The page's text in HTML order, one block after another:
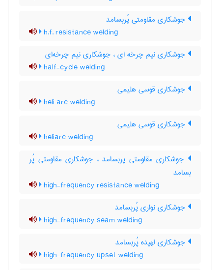
جوشکاری مقاومتی پُربسامد
h.f. resistance welding
جوشکاری نیم چرخه ای ، جوشکاری نیم چرخه‌ای
half-cycle welding
جوشکاری قوسی هلیمی
heli arc welding
جوشکاری قوسی هلیمی
heliarc welding
جوشکاری مقاومتی پربسامد ، جوشکاری مقاومتی پُر
بسامد
high-frequency resistance welding
جوشکاری نواری پُربسامد
high-frequency seam welding
جوشکاری لهیده پُربسامد
high-frequency upset welding